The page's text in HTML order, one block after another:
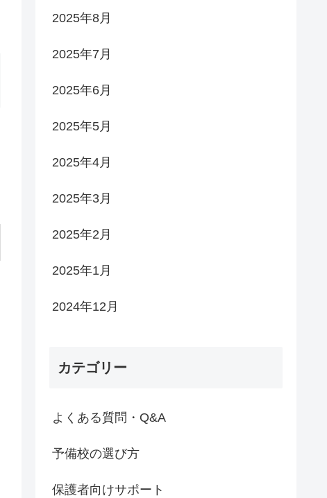
2025年8月
2025年7月
2025年6月
2025年5月
2025年4月
2025年3月
2025年2月
2025年1月
2024年12月
カテゴリー
よくある質問・Q&A
予備校の選び方
保護者向けサポート